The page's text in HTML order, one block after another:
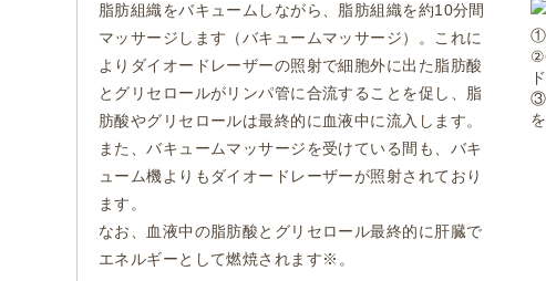
①
ド
③
脂肪組織をバキュームしながら、脂肪組織を約10分間
マッサージします（バキュームマッサージ）。これに
よりダイオードレーザーの照射で細胞外に出た脂肪酸
とグリセロールがリンパ管に合流することを促し、脂
肪酸やグリセロールは最終的に血液中に流入します。
また、バキュームマッサージを受けている間も、バキ
ューム機よりもダイオードレーザーが照射されており
ます。
なお、血液中の脂肪酸とグリセロール最終的に肝臓で
エネルギーとして燃焼されます※ 。